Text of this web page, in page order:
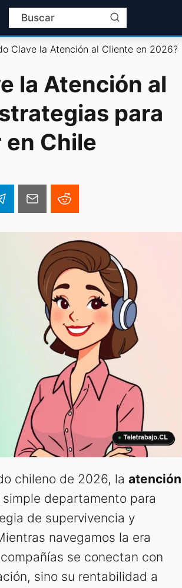
Clave la Atención al Cliente en 2026?
la Atención al
para
Chile
chileno de 2026, la atención
departamento para
de supervivencia y
navegamos la era
se conectan con
sino su rentabilidad a